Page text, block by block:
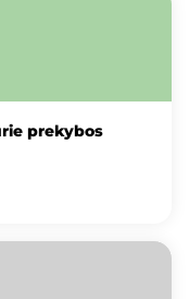
prekybos